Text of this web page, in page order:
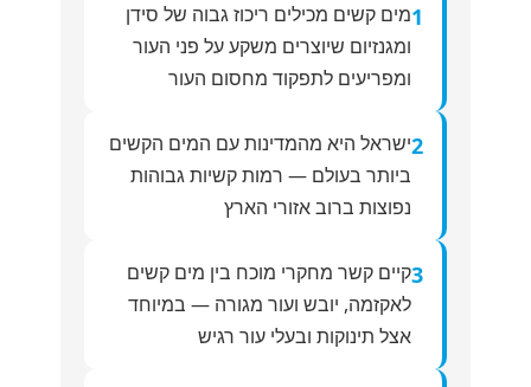
1מים קשים מכילים ריכוז גבוה של סידן
ומגנזיום שיוצרים משקע על פני העור
ומפריעים לתפקוד מחסום העור
2ישראל היא מהמדינות עם המים הקשים
ביותר בעולם — רמות קשיות גבוהות
נפוצות ברוב אזורי הארץ
3קיים קשר מחקרי מוכח בין מים קשים
לאקזמה, יובש ועור מגורה — במיוחד
אצל תינוקות ובעלי עור רגיש